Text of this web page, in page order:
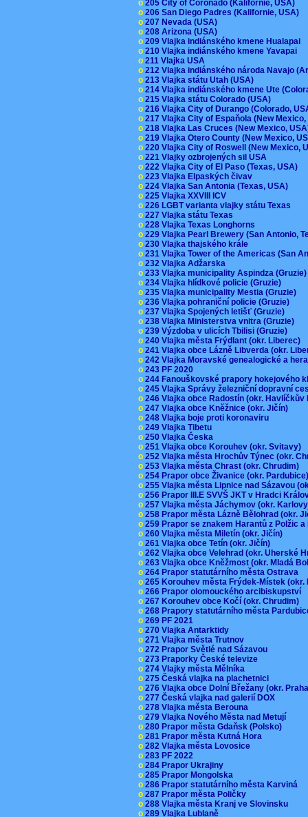
o 205 City of Coronado (Kalifornie, USA)
o 206 San Diego Padres (Kalifornie, USA)
o 207 Nevada (USA)
o 208 Arizona (USA)
o 209 Vlajka indiánského kmene Hualapai
o 210 Vlajka indiánského kmene Yavapai
o 211 Vlajka USA
o 212 Vlajka indiánského národa Navajo
o 213 Vlajka státu Utah (USA)
o 214 Vlajka indiánského kmene Ute
o 215 Vlajka státu Colorado (USA)
o 216 Vlajka City of Durango (Colorado,
o 217 Vlajka City of Espaňola (New
o 218 Vlajka Las Cruces (New Mexico,
o 219 Vlajka Otero County (New Mexico,
o 220 Vlajka City of Roswell (New Mexico,
o 221 Vlajky ozbrojených sil USA
o 222 Vlajka City of El Paso (Texas, USA)
o 223 Vlajka Elpaských čivav
o 224 Vlajka San Antonia (Texas, USA)
o 225 Vlajka XXVIII ICV
o 226 LGBT varianta vlajky státu Texas
o 227 Vlajka státu Texas
o 228 Vlajka Texas Longhorns
o 229 Vlajka Pearl Brewery (San Antonio,
o 230 Vlajka thajského krále
o 231 Vlajka Tower of the Americas (San
o 232 Vlajka Adžarska
o 233 Vlajka municipality Aspindza
o 234 Vlajka hlídkové policie (Gruzie)
o 235 Vlajka municipality Mestia (Gruzie)
o 236 Vlajka pohraniční policie (Gruzie)
o 237 Vlajka Spojených letišť (Gruzie)
o 238 Vlajka Ministerstva vnitra (Gruzie)
o 239 Výzdoba v ulicích Tbilisi (Gruzie)
o 240 Vlajka města Frýdlant (okr. Liberec)
o 241 Vlajka obce Lázně Libverda (okr.
o 242 Vlajka Moravské genealogické a
o 243 PF 2020
o 244 Fanouškovské prapory hokejového
o 245 Vlajka Správy železniční dopravní
o 246 Vlajka obce Radostín (okr.
o 247 Vlajka obce Kněžnice (okr. Jičín)
o 248 Vlajka boje proti koronaviru
o 249 Vlajka Tibetu
o 250 Vlajka Česka
o 251 Vlajka obce Korouhev (okr. Svitavy)
o 252 Vlajka města Hrochův Týnec (okr.
o 253 Vlajka města Chrast (okr. Chrudim)
o 254 Prapor obce Živanice (okr.
o 255 Vlajka města Lipnice nad Sázavou
o 256 Prapor III.E SVVŠ JKT v Hradci
o 257 Vlajka města Jáchymov (okr.
o 258 Prapor města Lázně Bělohrad (okr.
o 259 Prapor se znakem Harantů z Polžic
o 260 Vlajka města Miletín (okr. Jičín)
o 261 Vlajka obce Tetín (okr. Jičín)
o 262 Vlajka obce Velehrad (okr. Uherské
o 263 Vlajka obce Kněžmost (okr. Mladá
o 264 Prapor statutárního města Ostrava
o 265 Korouhev města Frýdek-Místek
o 266 Prapor olomouckého arcibiskupství
o 267 Korouhev obce Kočí (okr. Chrudim)
o 268 Prapory statutárního města
o 269 PF 2021
o 270 Vlajka Antarktidy
o 271 Vlajka města Trutnov
o 272 Prapor Světlé nad Sázavou
o 273 Praporky České televize
o 274 Vlajky města Mělníka
o 275 Česká vlajka na plachetnici
o 276 Vlajka obce Dolní Břežany (okr.
o 277 Česká vlajka nad galerií DOX
o 278 Vlajka města Berouna
o 279 Vlajka Nového Města nad Metují
o 280 Prapor města Gdaňsk (Polsko)
o 281 Prapor města Kutná Hora
o 282 Vlajka města Lovosice
o 283 PF 2022
o 284 Prapor Ukrajiny
o 285 Prapor Mongolska
o 286 Prapor statutárního města Karviná
o 287 Prapor města Poličky
o 288 Vlajka města Kranj ve Slovinsku
o 289 Vlajka Lublaně